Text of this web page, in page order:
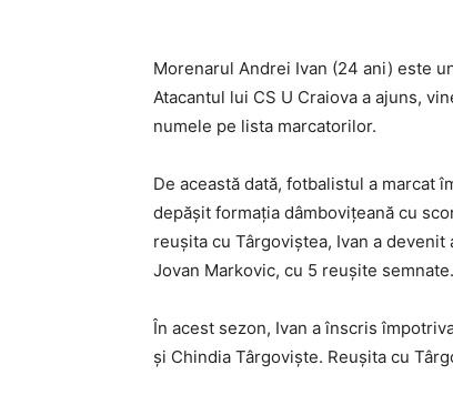
Morenarul Andrei Ivan (24 ani) este
Atacantul lui CS U Craiova a ajuns,
numele pe lista marcatorilor.
De această dată, fotbalistul a marcat
depășit formația dâmbovițeană cu
reușita cu Târgoviștea, Ivan a
Jovan Markovic, cu 5 reușite semnate.
În acest sezon, Ivan a înscris
și Chindia Târgoviște. Reușita cu